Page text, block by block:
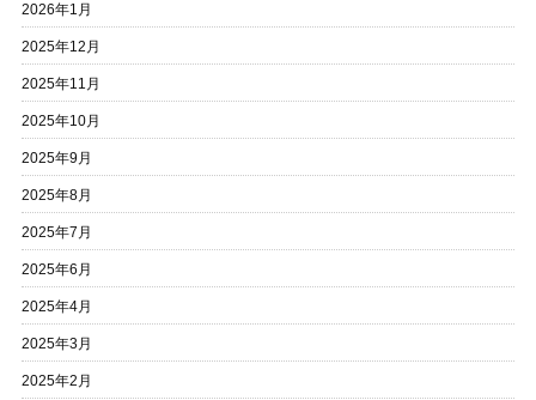
2026年1月
2025年12月
2025年11月
2025年10月
2025年9月
2025年8月
2025年7月
2025年6月
2025年4月
2025年3月
2025年2月